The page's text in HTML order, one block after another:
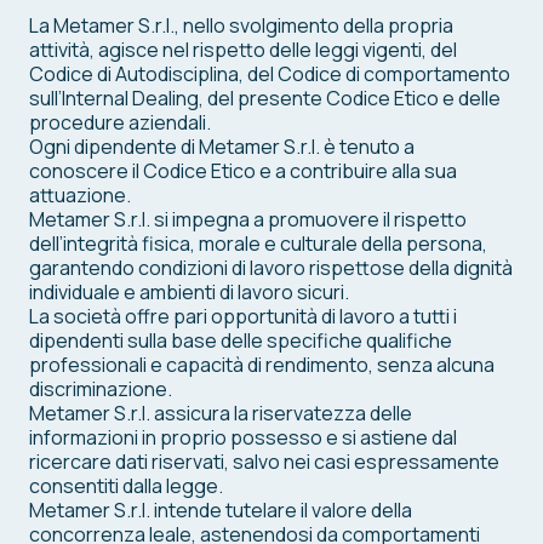
La Metamer S.r.l., nello svolgimento della propria
attività, agisce nel rispetto delle leggi vigenti, del
Codice di Autodisciplina, del Codice di comportamento
sull’Internal Dealing, del presente Codice Etico e delle
procedure aziendali.
Ogni dipendente di Metamer S.r.l. è tenuto a
conoscere il Codice Etico e a contribuire alla sua
attuazione.
Metamer S.r.l. si impegna a promuovere il rispetto
dell’integrità fisica, morale e culturale della persona,
garantendo condizioni di lavoro rispettose della dignità
individuale e ambienti di lavoro sicuri.
La società offre pari opportunità di lavoro a tutti i
dipendenti sulla base delle specifiche qualifiche
professionali e capacità di rendimento, senza alcuna
discriminazione.
Metamer S.r.l. assicura la riservatezza delle
informazioni in proprio possesso e si astiene dal
ricercare dati riservati, salvo nei casi espressamente
consentiti dalla legge.
Metamer S.r.l. intende tutelare il valore della
concorrenza leale, astenendosi da comportamenti